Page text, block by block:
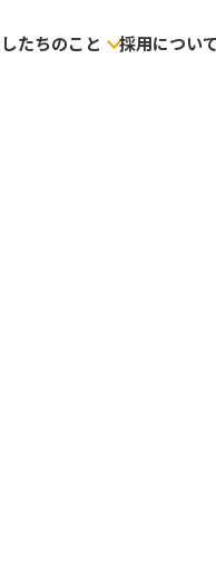
たちのこと 採用について